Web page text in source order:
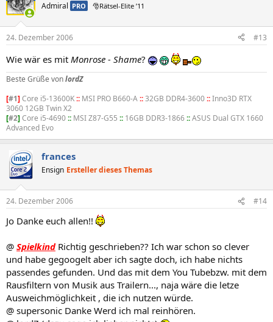
Admiral PRO 🎅Rätsel-Elite ’11
24. Dezember 2006 #13
Wie wär es mit Monrose - Shame?
Beste Grüße vonlordZ
[#1]Core i5-13600K:: MSI PRO B660-A::32GB DDR4-3600::Inno3D RTX
3060 12GB Twin X2
[#2]Core i5-4690:: MSI Z87-G55 :: 16GB DDR3-1866::ASUS Dual GTX 1660
Advanced Evo
frances
Ensign Ersteller dieses Themas
24. Dezember 2006 #14
Jo Danke euch allen!!
@ SpielkindRichtig geschrieben?? Ich war schon so clever
und habe gegoogelt aber ich sagte doch, ich habe nichts
passendes gefunden. Und das mit dem You Tubebzw. mit dem
Rausfiltern von Musik aus Trailern..., naja wäre die letze
Ausweichmöglichkeit , die ich nutzen würde.
@ supersonic Danke Werd ich mal reinhören.